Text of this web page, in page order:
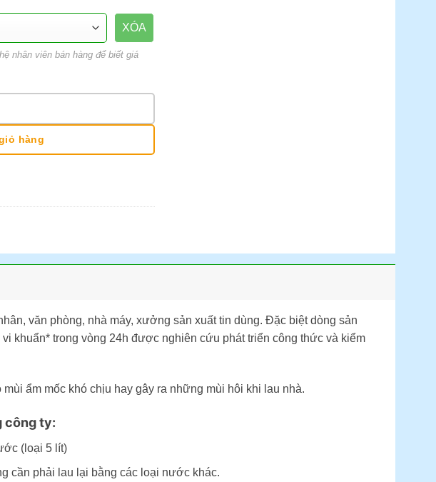
XÓA
nhân viên bán hàng để biết giá
Dược số lượng
hàng
văn phòng, nhà máy, xưởng sản xuất tin dùng. Đặc biệt dòng sản
khuẩn* trong vòng 24h được nghiên cứu phát triển công thức và kiểm
ẩm mốc khó chịu hay gây ra những mùi hôi khi lau nhà.
công ty:
(loại 5 lít)
cần phải lau lại bằng các loại nước khác.